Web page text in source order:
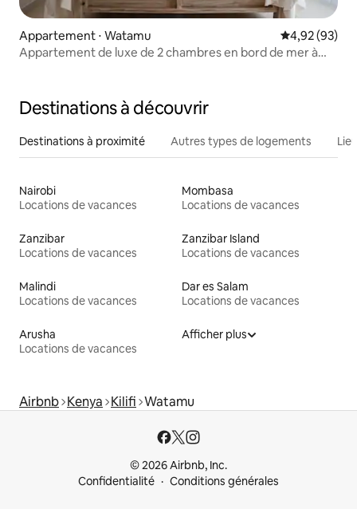
Appartement ⋅ Watamu Évaluation
4,92 (93)
Appartement de luxe de 2 chambres en bord de mer à
Destinations à découvrir
Destinations à proximité Autres types de logements
Nairobi
Locations de vacances
Mombasa
Locations de vacances
Zanzibar
Locations de vacances
Zanzibar Island
Locations de vacances
Malindi
Locations de vacances
Dar es Salam
Locations de vacances
Arusha
Locations de vacances
Afficher plus
Airbnb Kenya Kilifi Watamu
© 2026 Airbnb, Inc.
Confidentialité
Conditions générales